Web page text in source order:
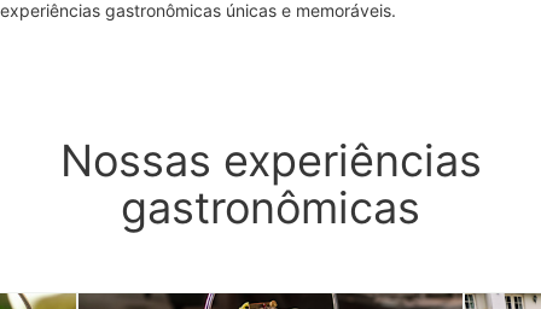
experiências gastronômicas únicas e memoráveis.
Nossas experiências
gastronômicas